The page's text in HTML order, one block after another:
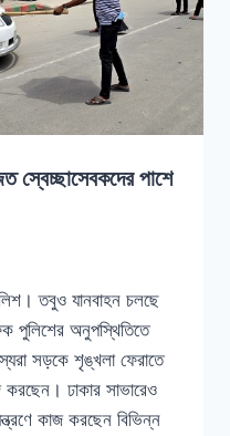
স্বেচ্ছাসেবকদের পাশে
তবুও যানবাহন চলছে
পুলিশের অনুপস্থিতিতে
সড়কে শৃঙ্খলা ফেরাতে
করছেন। ঢাকার সাভারেও
কাজ করছেন বিভিন্ন